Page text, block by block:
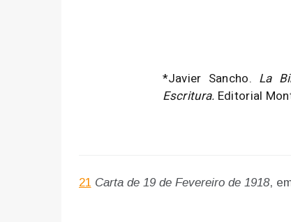
*Javier Sancho. La
Escritura. Editorial
21 Carta de 19 de Fevereiro de 1918,